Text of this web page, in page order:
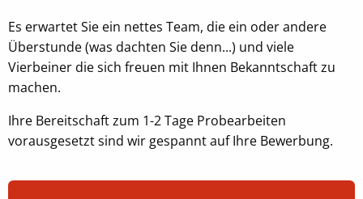
Es erwartet Sie ein nettes Team, die ein oder andere
Überstunde (was dachten Sie denn...) und viele
Vierbeiner die sich freuen mit Ihnen Bekanntschaft zu
machen.
Ihre Bereitschaft zum 1-2 Tage Probearbeiten
vorausgesetzt sind wir gespannt auf Ihre Bewerbung.
Anbieter:
Tierheim Tecklenburger Land e.V.
Zweck:
Cookie Laufzeit: